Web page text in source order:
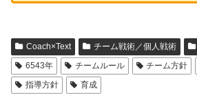
Coach×Text チーム戦術／個人戦術
6543年
チームルール チーム方針
指導方針
育成